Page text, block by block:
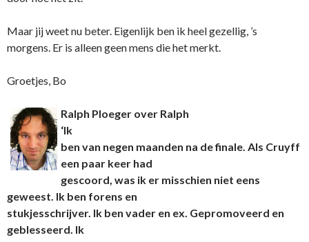
Maar jij weet nu beter. Eigenlijk ben ik heel gezellig, ’s
morgens. Er is alleen geen mens die het merkt.
Groetjes, Bo
Ralph Ploeger over Ralph
‘Ik
ben van negen maanden na de finale. Als Cruyff
een paar keer had
gescoord, was ik er misschien niet eens
geweest. Ik ben forens en
stukjesschrijver. Ik ben vader en ex. Gepromoveerd en
geblesseerd. Ik